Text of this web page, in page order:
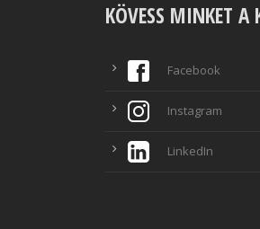
KÖVESS MINKET A
Facebook
Instagram
LinkedIn